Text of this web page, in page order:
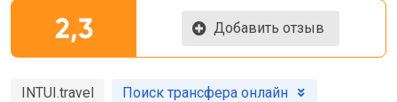
2,3 Добавить отзыв
INTUI.travel Поиск трансфера онлайн